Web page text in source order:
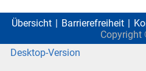
Übersicht Barrierefreiheit
Copyright
Desktop-Version